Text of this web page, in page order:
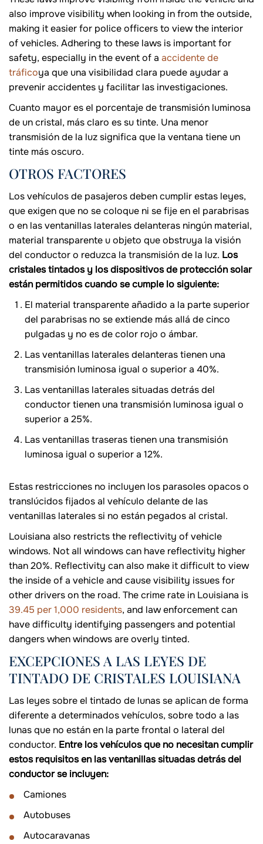
also improve visibility when looking in from the outside,
making it easier for police officers to view the interior
of vehicles. Adhering to these laws is important for
safety, especially in the event of a accidente de
tráficoya que una visibilidad clara puede ayudar a
prevenir accidentes y facilitar las investigaciones.
Cuanto mayor es el porcentaje de transmisión luminosa
de un cristal, más claro es su tinte. Una menor
transmisión de la luz significa que la ventana tiene un
tinte más oscuro.
OTROS FACTORES
Los vehículos de pasajeros deben cumplir estas leyes,
que exigen que no se coloque ni se fije en el parabrisas
o en las ventanillas laterales delanteras ningún material,
material transparente u objeto que obstruya la visión
del conductor o reduzca la transmisión de la luz. Los
cristales tintados y los dispositivos de protección solar
están permitidos cuando se cumple lo siguiente:
El material transparente añadido a la parte superior
del parabrisas no se extiende más allá de cinco
pulgadas y no es de color rojo o ámbar.
Las ventanillas laterales delanteras tienen una
transmisión luminosa igual o superior a 40%.
Las ventanillas laterales situadas detrás del
conductor tienen una transmisión luminosa igual o
superior a 25%.
Las ventanillas traseras tienen una transmisión
luminosa igual o superior a 12%.
Estas restricciones no incluyen los parasoles opacos o
translúcidos fijados al vehículo delante de las
ventanillas laterales si no están pegados al cristal.
Louisiana also restricts the reflectivity of vehicle
windows. Not all windows can have reflectivity higher
than 20%. Reflectivity can also make it difficult to view
the inside of a vehicle and cause visibility issues for
other drivers on the road. The crime rate in Louisiana is
39.45 per 1,000 residents, and law enforcement can
have difficulty identifying passengers and potential
dangers when windows are overly tinted.
EXCEPCIONES A LAS LEYES DE
TINTADO DE CRISTALES LOUISIANA
Las leyes sobre el tintado de lunas se aplican de forma
diferente a determinados vehículos, sobre todo a las
lunas que no están en la parte frontal o lateral del
conductor. Entre los vehículos que no necesitan cumplir
estos requisitos en las ventanillas situadas detrás del
conductor se incluyen:
Camiones
Autobuses
Autocaravanas